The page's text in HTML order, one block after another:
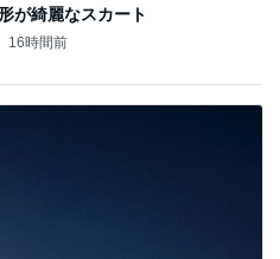
が綺麗なスカート
16時間前